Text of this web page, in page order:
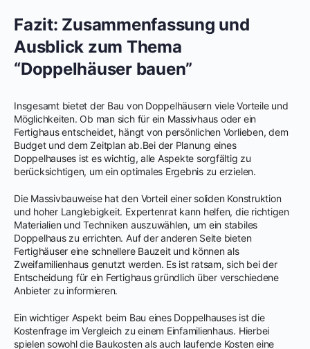
Fazit: Zusammenfassung und
Ausblick zum Thema
“Doppelhäuser bauen”
Insgesamt bietet der Bau von Doppelhäusern viele Vorteile und
Möglichkeiten. Ob man sich für ein Massivhaus oder ein
Fertighaus entscheidet, hängt von persönlichen Vorlieben, dem
Budget und dem Zeitplan ab.Bei der Planung eines
Doppelhauses ist es wichtig, alle Aspekte sorgfältig zu
berücksichtigen, um ein optimales Ergebnis zu erzielen.
Die Massivbauweise hat den Vorteil einer soliden Konstruktion
und hoher Langlebigkeit. Expertenrat kann helfen, die richtigen
Materialien und Techniken auszuwählen, um ein stabiles
Doppelhaus zu errichten. Auf der anderen Seite bieten
Fertighäuser eine schnellere Bauzeit und können als
Zweifamilienhaus genutzt werden. Es ist ratsam, sich bei der
Entscheidung für ein Fertighaus gründlich über verschiedene
Anbieter zu informieren.
Ein wichtiger Aspekt beim Bau eines Doppelhauses ist die
Kostenfrage im Vergleich zu einem Einfamilienhaus. Hierbei
spielen sowohl die Baukosten als auch laufende Kosten eine